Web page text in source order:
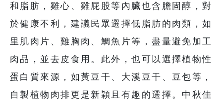
和脂肪，雞心、雞屁股等內臟也含膽固醇，對
於健康不利，建議民眾選擇低脂肪的肉類，如
里肌肉片、雞胸肉、鯛魚片等，盡量避免加工
肉品，並去皮食用。此外，也可以選擇植物性
蛋白質來源，如黃豆干、大溪豆干、豆包等，
自製植物肉排更是新穎且有趣的選擇。中秋佳